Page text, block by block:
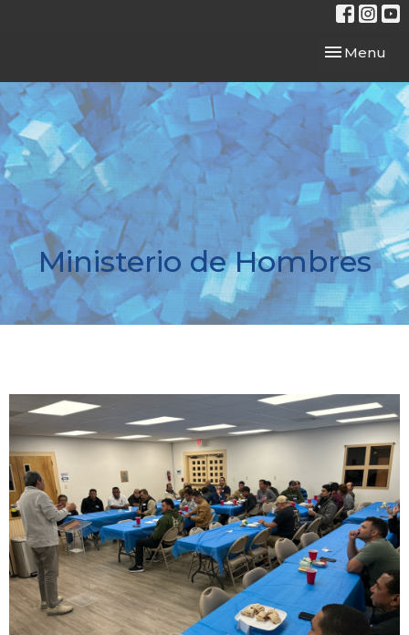
Toggle
Menu
Ministerio de Hombres